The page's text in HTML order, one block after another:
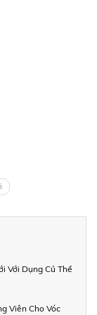
Với Dụng Củ Thể
Viên Cho Vóc